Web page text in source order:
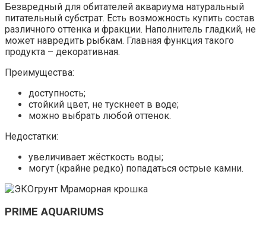
Безвредный для обитателей аквариума натуральный
питательный субстрат. Есть возможность купить состав
различного оттенка и фракции. Наполнитель гладкий, не
может навредить рыбкам. Главная функция такого
продукта – декоративная.
Преимущества:
доступность;
стойкий цвет, не тускнеет в воде;
можно выбрать любой оттенок.
Недостатки:
увеличивает жёсткость воды;
могут (крайне редко) попадаться острые камни.
PRIME AQUARIUMS